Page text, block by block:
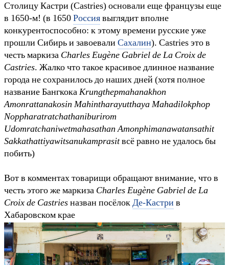
Столицу Кастри (Castries) основали еще французы еще
в 1650-м! (в 1650Россиявыглядит вполне
конкурентоспособно: к этому времени русские уже
прошли Сибирь и завоевали Сахалин). Castries это в
честь маркиза Charles Eugène Gabriel de La Croix de
Castries. Жалко что такое красивое длинное название
города не сохранилось до наших дней (хотя полное
название БангкокаKrungthepmahanakhon
Amonrattanakosin Mahintharayutthaya Mahadilokphop
Noppharatratchathaniburirom
Udomratchaniwetmahasathan Amonphimanawatansathit
Sakkathattiyawitsanukamprasitвсё равно не удалось бы
побить)
Вот в комментах товарищи обращают внимание, что в
честь этого же маркиза Charles Eugène Gabriel de La
Croix de Castriesназван посёлокДе-Кастри в
Хабаровском крае